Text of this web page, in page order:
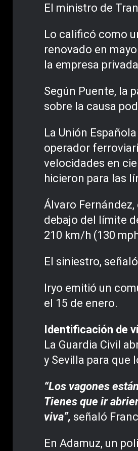
El ministro de
Lo calificó como
renovado en
la empresa
Según Puente, la
sobre la causa
La Unión
operador
velocidades en
hicieron para las
Álvaro
debajo del límite
210 km/h (130
El siniestro,
Iryo emitió un
el 15 de enero.
Identificación de
La Guardia Civil
y Sevilla para que
“Los vagones
Tienes que ir
viva”, señaló
En Adamuz, un